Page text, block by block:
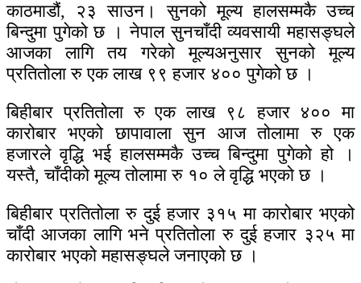
काठमाडौं, २३ साउन। सुनको मूल्य हालसम्मकै उच्च
बिन्दुमा पुगेको छ । नेपाल सुनचाँदी व्यवसायी महासङ्घले
आजका लागि तय गरेको मूल्यअनुसार सुनको मूल्य
प्रतितोला रु एक लाख ९९ हजार ४०० पुगेको छ ।
बिहीबार प्रतितोला रु एक लाख ९८ हजार ४०० मा
कारोबार भएको छापावाला सुन आज तोलामा रु एक
हजारले वृद्धि भई हालसम्मकै उच्च बिन्दुमा पुगेको हो ।
यस्तै, चाँदीको मूल्य तोलामा रु १० ले वृद्धि भएको छ ।
बिहीबार प्रतितोला रु दुई हजार ३१५ मा कारोबार भएको
चाँदी आजका लागि भने प्रतितोला रु दुई हजार ३२५ मा
कारोबार भएको महासङ्घले जनाएको छ ।